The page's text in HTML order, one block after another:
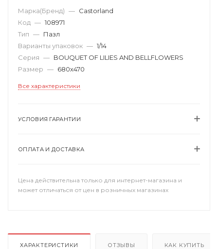
Марка(Бренд) — Castorland
Код — 108971
Тип — Пазл
Варианты упаковок — 1/14
Серия — BOUQUET OF LILIES AND BELLFLOWERS
Размер — 680х470
Все характеристики
УСЛОВИЯ ГАРАНТИИ
ОПЛАТА И ДОСТАВКА
Цена действительна только для интернет-магазина и
может отличаться от цен в розничных магазинах
ХАРАКТЕРИСТИКИ ОТЗЫВЫ КАК КУПИТЬ